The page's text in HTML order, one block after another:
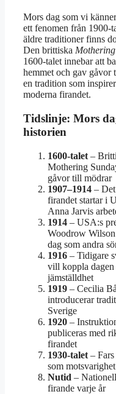
Mors dag som vi
ett fenomen från 1900-
äldre traditioner finns
Den brittiska
1600-talet innebar att
hemmet och gav gåvor
en tradition som
moderna firandet.
Tidslinje: Mors
historien
1600-talet –
Mothering
gåvor till mödrar
1907–1914 –
firandet startar i
Anna Jarvis
1914 – USA:s
Woodrow
dag som andra
1916 – Tidigare
vill koppla
jämställdhet
1919 – Cecilia
introducerar
Sverige
1920 –
publiceras med
firandet
1930-talet –
som motsvarighet
Nutid –
firande varje år